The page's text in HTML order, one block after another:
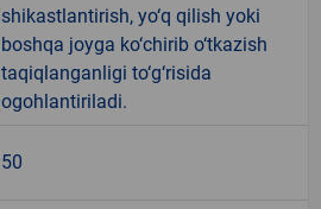
shikastlantirish, yo‘q qilish yoki
boshqa joyga ko‘chirib o‘tkazish
taqiqlanganligi to‘g‘risida
ogohlantiriladi.
50